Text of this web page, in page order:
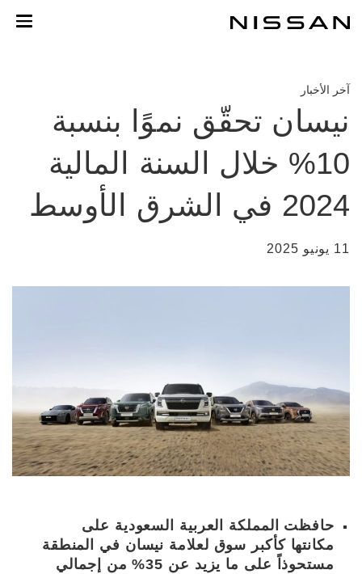
المحتوى
آخر الأخبار
نيسان تحقّق نموًا بنسبة
10% خلال السنة المالية
2024 في الشرق الأوسط
11 يونيو 2025
حافظت المملكة العربية السعودية على
مكانتها كأكبر سوق لعلامة نيسان في المنطقة
مستحوذاً على ما يزيد عن 35% من إجمالي